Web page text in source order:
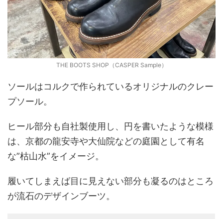
THE BOOTS SHOP（CASPER Sample）
ソールはコルクで作られているオリジナルのクレー
プソール。
ヒール部分も自社製使用し、円を書いたような模様
は、京都の龍安寺や大仙院などの庭園として有名
な”枯山水”をイメージ。
履いてしまえば目に見えない部分も凝るのはところ
が流石のデザインブーツ。